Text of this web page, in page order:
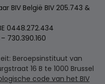
BIV België BIV 205.743 &
0448.272.434
730.390.160
Beroepsinstituut van
16 B te 1000 Brussel
code van het BIV